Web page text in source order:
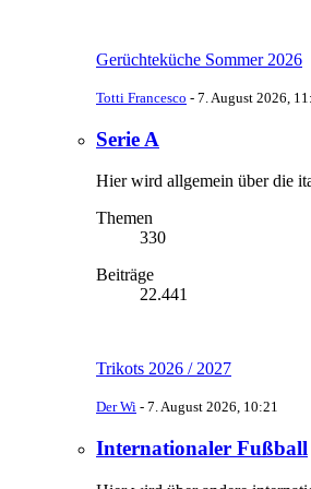
Gerüchteküche Sommer 2026
Totti Francesco - 7. August 2026,
Serie A
Hier wird allgemein über die
Themen
330
Beiträge
22.441
Trikots 2026 / 2027
Der Wi - 7. August 2026, 10:21
Internationaler Fußball